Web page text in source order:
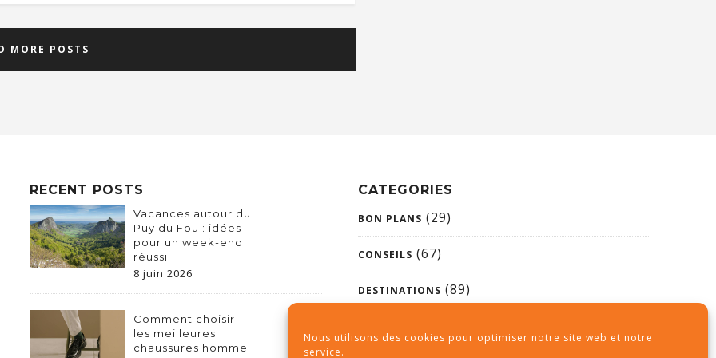
Nous utilisons des cookies pour optimiser notre site web et notre
service.
MORE POSTS
RECENT POSTS
Vacances autour du
Puy du Fou : idées
pour un week-end
réussi
8 juin 2026
Comment choisir
les meilleures
chaussures homme
CATEGORIES
BON PLANS (29)
CONSEILS (67)
DESTINATIONS (89)